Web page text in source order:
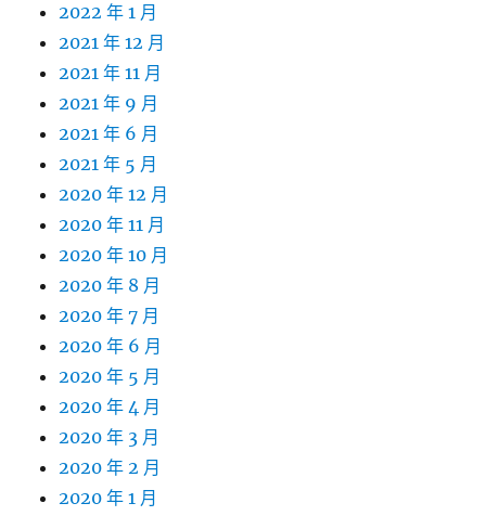
2022 年 1 月
2021 年 12 月
2021 年 11 月
2021 年 9 月
2021 年 6 月
2021 年 5 月
2020 年 12 月
2020 年 11 月
2020 年 10 月
2020 年 8 月
2020 年 7 月
2020 年 6 月
2020 年 5 月
2020 年 4 月
2020 年 3 月
2020 年 2 月
2020 年 1 月